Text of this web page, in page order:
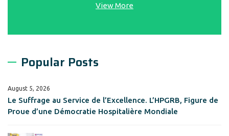
View More
Popular Posts
August 5, 2026
Le Suffrage au Service de l’Excellence. L’HPGRB, Figure de
Proue d’une Démocratie Hospitalière Mondiale